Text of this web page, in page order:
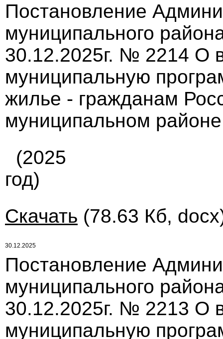
Постановление
муниципального
30.12.2025г. № 2214 О
муниципальную
жилье - гражданам
муниципальном
(2025
год)
Скачать (78.63 Кб,
30.12.2025
Постановление
муниципального
30.12.2025г. № 2213 О
муниципальную